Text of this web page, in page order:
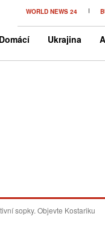
WORLD NEWS 24
Domácí Ukrajina
sopky. Objevte Kostariku